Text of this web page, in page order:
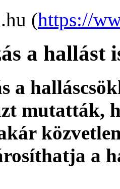
(https://
a hallást
a
mutatták,
a